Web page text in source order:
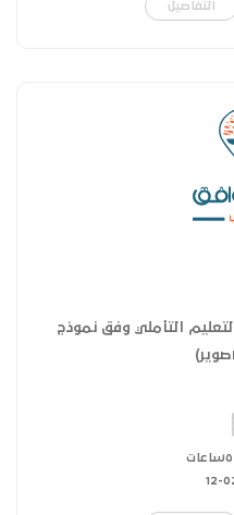
التفاصيل
التأملي وفق نموذج
12-